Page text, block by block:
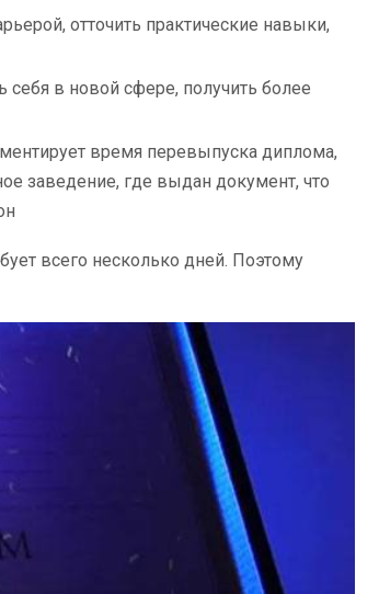
отточить практические навыки,
себя в новой сфере, получить более
время перевыпуска диплома,
заведение, где выдан документ, что
всего несколько дней. Поэтому